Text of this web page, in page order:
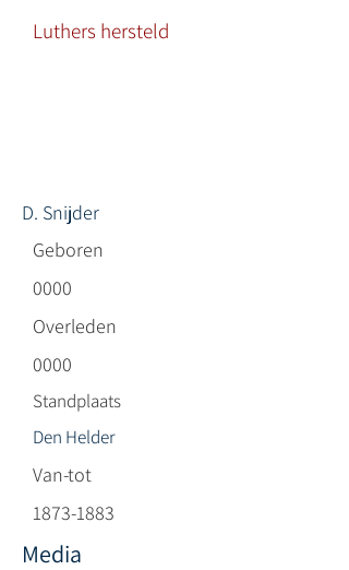
Luthers hersteld
D. Snijder
Geboren
0000
Overleden
0000
Standplaats
Den Helder
Van-tot
1873-1883
Media